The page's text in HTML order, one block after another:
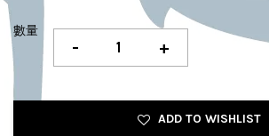
數量
- +
ADD TO WISHLIST